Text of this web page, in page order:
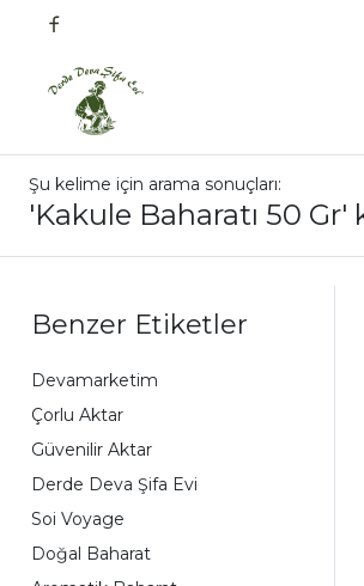
Şu kelime için arama sonuçları:
'Kakule Baharatı 50
Benzer Etiketler
Devamarketim
Çorlu Aktar
Güvenilir Aktar
Derde Deva Şifa Evi
Soi Voyage
Doğal Baharat